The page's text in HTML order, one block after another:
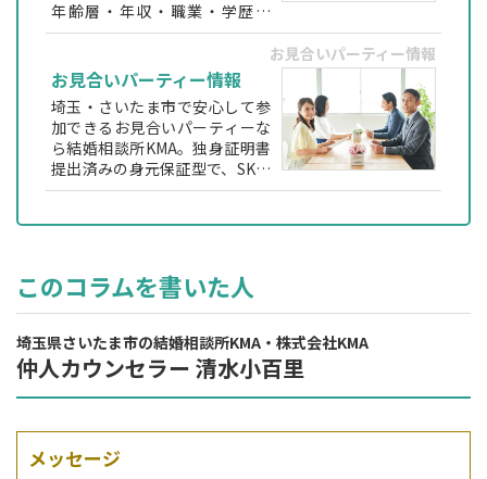
年齢層・年収・職業・学歴な
ど、埼玉で婚活する方が実際に
解説します。
お見合いパーティー情報
お見合いパーティー情報
埼玉・さいたま市で安心して参
加できるお見合いパーティーな
ら結婚相談所KMA。独身証明書
提出済みの身元保証型で、SK法
による心が通う交流やビュッフ
代〜60代向けの婚活パーティー
このコラムを書いた人
埼玉県さいたま市の結婚相談所KMA・株式会社KMA
仲人カウンセラー 清水小百里
メッセージ